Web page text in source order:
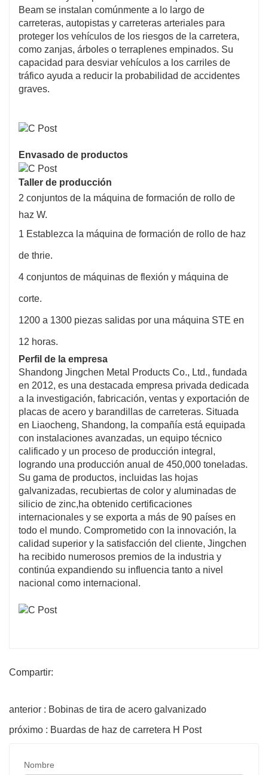
Beam se instalan comúnmente a lo largo de
carreteras, autopistas y carreteras arteriales para
proteger los vehículos de los riesgos de la carretera,
como zanjas, árboles o terraplenes empinados. Su
capacidad para desviar vehículos a los carriles de
tráfico ayuda a reducir la probabilidad de accidentes
graves.
Envasado de productos
Taller de producción
2 conjuntos de la máquina de formación de rollo de
haz W.
1 Establezca la máquina de formación de rollo de haz
de thrie.
4 conjuntos de máquinas de flexión y máquina de
corte.
1200 a 1300 piezas salidas por una máquina STE en
12 horas.
Perfil de la empresa
Shandong Jingchen Metal Products Co., Ltd., fundada
en 2012, es una destacada empresa privada dedicada
a la investigación, fabricación, ventas y exportación de
placas de acero y barandillas de carreteras. Situada
en Liaocheng, Shandong, la compañía está equipada
con instalaciones avanzadas, un equipo técnico
calificado y un proceso de producción integral,
logrando una producción anual de 450,000 toneladas.
Su gama de productos, incluidas las hojas
galvanizadas, recubiertas de color y aluminadas de
silicio de zinc,ha obtenido certificaciones
internacionales y se exporta a más de 90 países en
todo el mundo. Comprometido con la innovación, la
calidad superior y la satisfacción del cliente, Jingchen
ha recibido numerosos premios de la industria y
continúa expandiendo su influencia tanto a nivel
nacional como internacional.
Compartir:
anterior : Bobinas de tira de acero galvanizado
próximo : Buardas de haz de carretera H Post
Nombre